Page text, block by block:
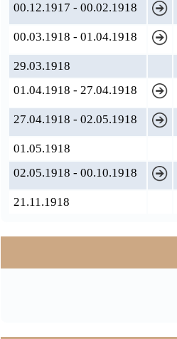
00.12.1917 - 00.02.1918
00.03.1918 - 01.04.1918
29.03.1918
01.04.1918 - 27.04.1918
27.04.1918 - 02.05.1918
01.05.1918
02.05.1918 - 00.10.1918
21.11.1918